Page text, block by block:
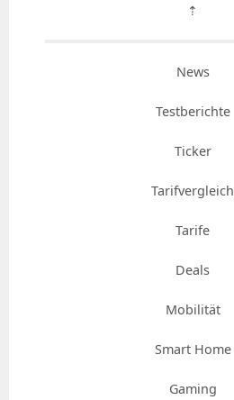
⇡
News
Testberichte
Ticker
Tarifvergleich
Tarife
Deals
Mobilität
Smart Home
Gaming